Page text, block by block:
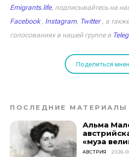
Emigrants.life, подписывайтесь на
Facebook, Instagram, Twitter, а
голосованиях в нашей группе в
Поделиться
ПОСЛЕДНИЕ МАТЕРИАЛЫ
Альма
«муза
АВСТРИЯ 2026-